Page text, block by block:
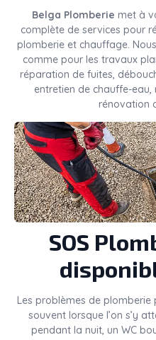
Belga Plomberie met à
complète de services pour
plomberie et chauffage.
comme pour les travaux
réparation de fuites,
entretien de chauffe-
rénovation
SOS
Les problèmes de
souvent lorsque l’on s’y
pendant la nuit, un WC